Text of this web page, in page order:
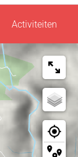
Activiteiten